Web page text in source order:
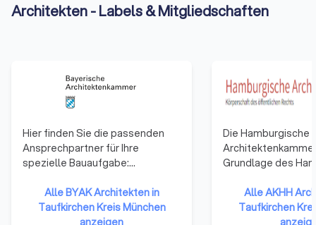
Architekten - Labels & Mitgliedschaften
Hier finden Sie die passenden
Ansprechpartner für Ihre
spezielle Bauaufgabe:
Büroverzeichnis,
Stadtplanerliste,
Alle BYAK Architekten in
Taufkirchen Kreis München
Die Hamburgische
Grundlage des
(HmbArchtG), das
November 1965 im
Alle AKHH
Taufkirchen